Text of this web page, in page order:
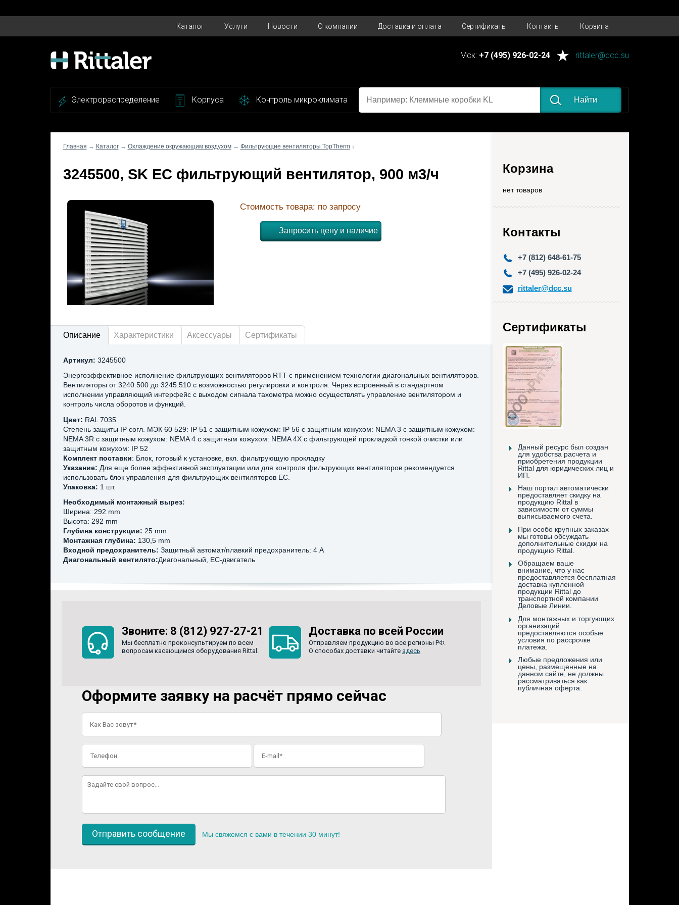
Каталог Услуги Новости О компании Доставка и оплата Сертификаты Контакты Корзина
Мск: +7 (495) 926-02-24 rittaler@dcc.su
Электрораспределение Корпуса Контроль микроклимата Найти
Корзина
нет товаров
Контакты
+7 (812) 648-61-75
+7 (495) 926-02-24
rittaler@dcc.su
Сертификаты
Данный ресурс был создан
для удобства расчета и
приобретения продукции
Rittal для юридических лиц и
ИП.
Наш портал автоматически
предоставляет скидку на
продукцию Rittal в
зависимости от суммы
выписываемого счета.
При особо крупных заказах
мы готовы обсуждать
дополнительные скидки на
продукцию Rittal.
Обращаем ваше
внимание, что у нас
предоставляется бесплатная
доставка купленной
продукции Rittal до
транспортной компании
Деловые Линии.
Для монтажных и торгующих
организаций
предоставляются особые
условия по рассрочке
платежа.
Любые предложения или
цены, размещенные на
данном сайте, не должны
рассматриваться как
публичная оферта.
Главная → Каталог→ Охлаждение окружающим воздухом→ Фильтрующие вентиляторы TopTherm↓
3245500, SK ЕС фильтрующий вентилятор, 900 м3/ч
Стоимость товара: по запросу
Запросить цену и наличие
Описание Характеристики Аксессуары Сертификаты
Артикул: 3245500
Энергоэффективное исполнение фильтрующих вентиляторов RTT с применением технологии диагональных вентиляторов.
Вентиляторы от 3240.500 до 3245.510 с возможностью регулировки и контроля. Через встроенный в стандартном
исполнении управляющий интерфейс с выходом сигнала тахометра можно осуществлять управление вентилятором и
контроль числа оборотов и функций.
Цвет: RAL 7035
Степень защиты IP согл. МЭК 60 529: IP 51 с защитным кожухом: IP 56 с защитным кожухом: NEMA 3 с защитным кожухом:
NEMA 3R с защитным кожухом: NEMA 4 с защитным кожухом: NEMA 4X с фильтрующей прокладкой тонкой очистки или
защитным кожухом: IP 52
Комплект поставки: Блок, готовый к установке, вкл. фильтрующую прокладку
Указание: Для еще более эффективной эксплуатации или для контроля фильтрующих вентиляторов рекомендуется
использовать блок управления для фильтрующих вентиляторов EC.
Упаковка: 1 шт.
Необходимый монтажный вырез:
Ширина: 292 mm
Высота: 292 mm
Глубина конструкции: 25 mm
Монтажная глубина: 130,5 mm
Входной предохранитель: Защитный автомат/плавкий предохранитель: 4 A
Диагональный вентилято:Диагональный, EC-двигатель
Звоните: 8 (812) 927-27-21
Мы бесплатно проконсультируем по всем
вопросам касающимся оборудования Rittal.
Доставка по всей России
Отправляем продукцию во все регионы РФ.
О способах доставки читайте здесь
Оформите заявку на расчёт прямо сейчас
Мы свяжемся с вами в течении 30 минут!